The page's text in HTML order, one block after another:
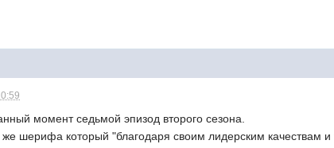
момент седьмой эпизод второго сезона.
же шерифа который "благодаря своим лидерским качествам